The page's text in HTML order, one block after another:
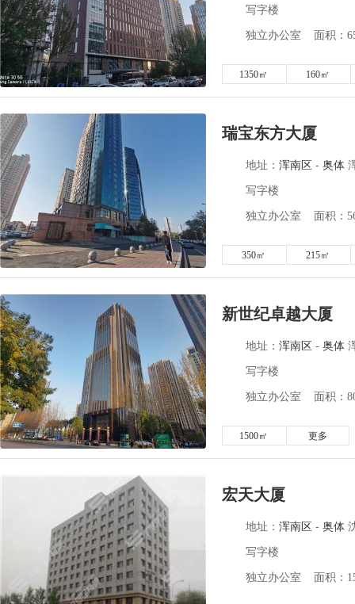
写字楼
独立办公室 面积：
1350㎡ 160㎡
瑞宝东方大厦
地址： 浑南区 - 奥体
写字楼
独立办公室 面积：
350㎡ 215㎡
新世纪卓越大厦
地址： 浑南区 - 奥体
写字楼
独立办公室 面积：
1500㎡ 更多
宏天大厦
地址： 浑南区 - 奥体
写字楼
独立办公室 面积：